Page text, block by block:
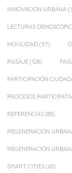
INNOVACIÓN URBANA
LECTURAS
MOVILIDAD (57)
PAISAJE (128)
PARTICIPACIÓN
PROCESOS
REFERENCIAS (83)
REGENERACIÓN
REGENERACIÓN
SMART CITIES (63)